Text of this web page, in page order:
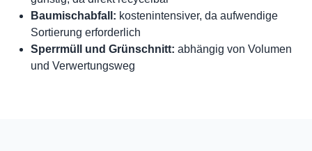
Baumischabfall: kostenintensiver, da aufwendige
Sortierung erforderlich
Sperrmüll und Grünschnitt: abhängig von Volumen
und Verwertungsweg